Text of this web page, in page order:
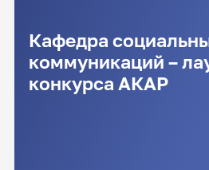
Кафедра
коммуникаций –
конкурса АКАР